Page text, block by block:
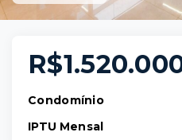
Condomínio
IPTU Mensal